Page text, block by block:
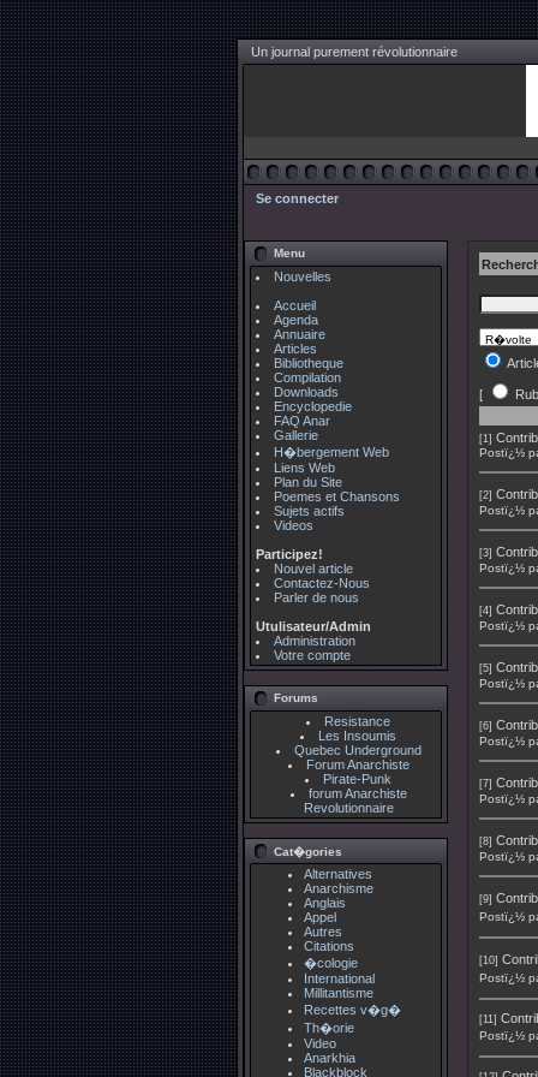
Un journal purement révolutionnaire
Se connecter
Menu
Nouvelles
Accueil
Agenda
Annuaire
Articles
Bibliotheque
Compilation
Downloads
Encyclopedie
FAQ Anar
Gallerie
H�bergement Web
Liens Web
Plan du Site
Poemes et Chansons
Sujets actifs
Videos
Participez!
Nouvel article
Contactez-Nous
Parler de nous
Utulisateur/Admin
Administration
Votre compte
Forums
Resistance
Les Insoumis
Quebec Underground
Forum Anarchiste
Pirate-Punk
forum Anarchiste
Revolutionnaire
Cat�gories
Alternatives
Anarchisme
Anglais
Appel
Autres
Citations
�cologie
International
Millitantisme
Recettes v�g�
Th�orie
Video
Anarkhia
Blackblock
[
[1]
Postï¿½
[2]
Postï¿½
[3]
Postï¿½
[4]
Postï¿½
[5]
Postï¿½
[6]
Postï¿½
[7]
Postï¿½
[8]
Postï¿½
[9]
Postï¿½
[10]
Postï¿½
[11]
Postï¿½